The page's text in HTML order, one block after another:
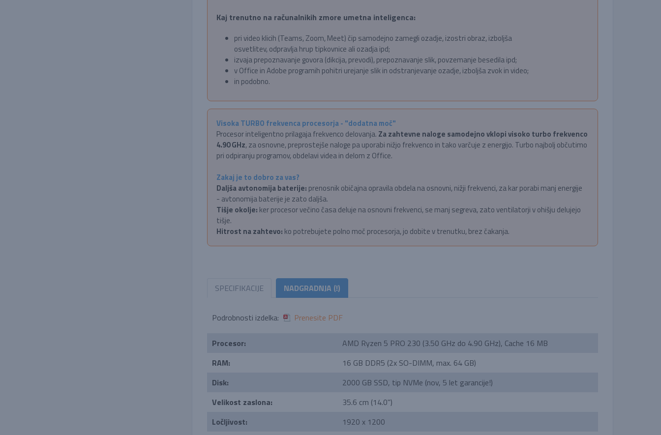
Kaj trenutno na računalnikih zmore umetna inteligenca:
pri video klicih (Teams, Zoom, Meet) čip samodejno zamegli ozadje, izostri obraz, izboljša
osvetlitev, odpravlja hrup tipkovnice ali ozadja ipd;
izvaja prepoznavanje govora (dikcija, prevodi), prepoznavanje slik, povzemanje besedila ipd;
v Office in Adobe programih pohitri urejanje slik in odstranjevanje ozadje, izboljša zvok in video;
in podobno.
Visoka TURBO frekvenca procesorja - "dodatna moč"
Procesor inteligentno prilagaja frekvenco delovanja. Za zahtevne naloge samodejno vklopi visoko turbo frekvenco
4.90 GHz, za osnovne, preprostejše naloge pa uporabi nižjo frekvenco in tako varčuje z energijo. Turbo najbolj občutimo
pri odpiranju programov, obdelavi videa in delom z Office.
Zakaj je to dobro za vas?
Daljša avtonomija baterije: prenosnik običajna opravila obdela na osnovni, nižji frekvenci, za kar porabi manj energije
- avtonomija baterije je zato daljša.
Tišje okolje: ker procesor večino časa deluje na osnovni frekvenci, se manj segreva, zato ventilatorji v ohišju delujejo
tišje.
Hitrost na zahtevo: ko potrebujete polno moč procesorja, jo dobite v trenutku, brez čakanja.
SPECIFIKACIJE NADGRADNJA (!)
Podrobnosti izdelka: Prenesite PDF
Procesor:
AMD Ryzen 5 PRO 230 (3.50 GHz do 4.90 GHz), Cache 16 MB
RAM:
16 GB DDR5 (2x SO-DIMM, max. 64 GB)
Disk:
2000 GB SSD, tip NVMe (nov, 5 let garancije!)
Velikost zaslona:
35.6 cm (14.0'')
Ločljivost:
1920 x 1200